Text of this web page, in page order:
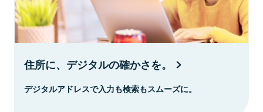
住所に、デジタルの確かさを。
デジタルアドレスで入力も検索もスムーズに。